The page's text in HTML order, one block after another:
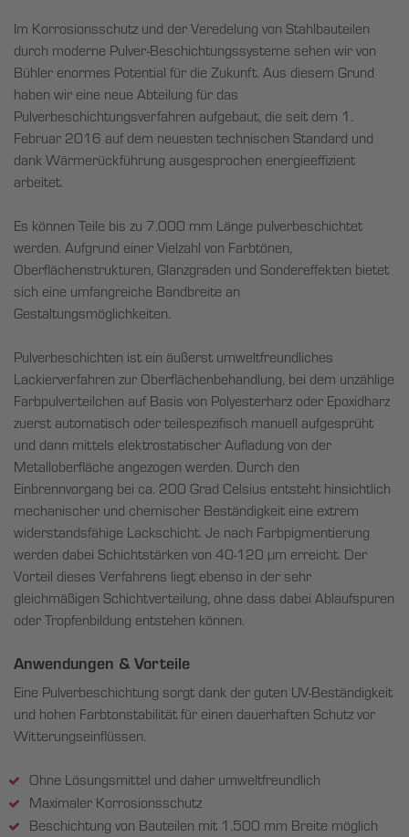
Im Korrosionsschutz und der Veredelung von Stahlbauteilen
durch moderne Pulver-Beschichtungssysteme sehen wir von
Bühler enormes Potential für die Zukunft. Aus diesem Grund
haben wir eine neue Abteilung für das
Pulverbeschichtungsverfahren aufgebaut, die seit dem 1.
Februar 2016 auf dem neuesten technischen Standard und
dank Wärmerückführung ausgesprochen energieeffizient
arbeitet.
Es können Teile bis zu 7.000 mm Länge pulverbeschichtet
werden. Aufgrund einer Vielzahl von Farbtönen,
Oberflächenstrukturen, Glanzgraden und Sondereffekten bietet
sich eine umfangreiche Bandbreite an
Gestaltungsmöglichkeiten.
Pulverbeschichten ist ein äußerst umweltfreundliches
Lackierverfahren zur Oberflächenbehandlung, bei dem unzählige
Farbpulverteilchen auf Basis von Polyesterharz oder Epoxidharz
zuerst automatisch oder teilespezifisch manuell aufgesprüht
und dann mittels elektrostatischer Aufladung von der
Metalloberfläche angezogen werden. Durch den
Einbrennvorgang bei ca. 200 Grad Celsius entsteht hinsichtlich
mechanischer und chemischer Beständigkeit eine extrem
widerstandsfähige Lackschicht. Je nach Farbpigmentierung
werden dabei Schichtstärken von 40-120 µm erreicht. Der
Vorteil dieses Verfahrens liegt ebenso in der sehr
gleichmäßigen Schichtverteilung, ohne dass dabei Ablaufspuren
oder Tropfenbildung entstehen können.
Anwendungen & Vorteile
Eine Pulverbeschichtung sorgt dank der guten UV-Beständigkeit
und hohen Farbtonstabilität für einen dauerhaften Schutz vor
Witterungseinflüssen.
Ohne Lösungsmittel und daher umweltfreundlich
Maximaler Korrosionsschutz
Beschichtung von Bauteilen mit 1.500 mm Breite möglich